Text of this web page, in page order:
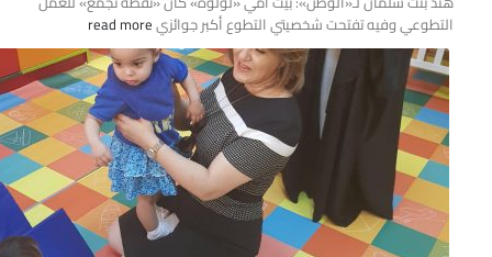
وفيه تفتحت شخصيتي التطوع أكبر جوائزيread more